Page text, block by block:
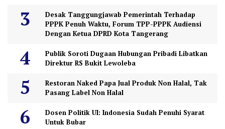
Desak Tanggungjawab Pemerintah Terhadap
PPPK Penuh Waktu, Forum TPP-PPPK Audiensi
Dengan Ketua DPRD Kota Tangerang
Publik Soroti Dugaan Hubungan Pribadi Libatkan
Direktur RS Bukit Lewoleba
Restoran Naked Papa Jual Produk Non Halal, Tak
Pasang Label Non Halal
Dosen Politik UI: Indonesia Sudah Penuhi Syarat
Untuk Bubar